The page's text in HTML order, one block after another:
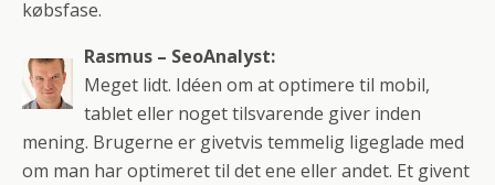
købsfase.
Rasmus – SeoAnalyst:
Meget lidt. Idéen om at optimere til mobil,
tablet eller noget tilsvarende giver inden
mening. Brugerne er givetvis temmelig ligeglade med
om man har optimeret til det ene eller andet. Et givent